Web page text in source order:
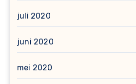
juli 2020
juni 2020
mei 2020